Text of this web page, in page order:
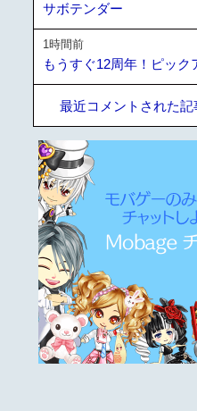
サボテンダー
1時間前
もうすぐ12周年！ピック
最近コメントされた記